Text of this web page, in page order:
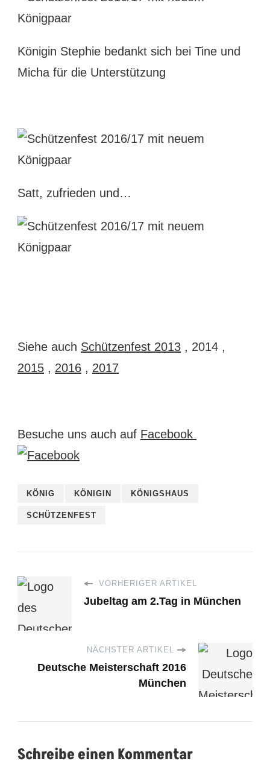
Königin Stephie bedankt sich bei Tine und
Micha für die Unterstützung
Satt, zufrieden und…
Siehe auch Schützenfest 2013 , 2014 ,
2015 , 2016 , 2017
Besuche uns auch auf Facebook
KÖNIG KÖNIGIN KÖNIGSHAUS
SCHÜTZENFEST
VORHERIGER ARTIKEL
Jubeltag am 2.Tag in München
NÄCHSTER ARTIKEL
Deutsche Meisterschaft 2016
München
Schreibe einen Kommentar